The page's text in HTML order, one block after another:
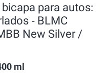
para autos:
‐ BLMC
New Silver /
ml